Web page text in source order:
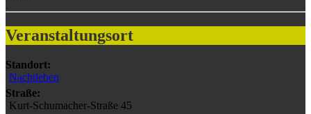
Veranstaltungsort
Standort:
Nachtleben
Straße:
Kurt-Schumacher-Straße 45